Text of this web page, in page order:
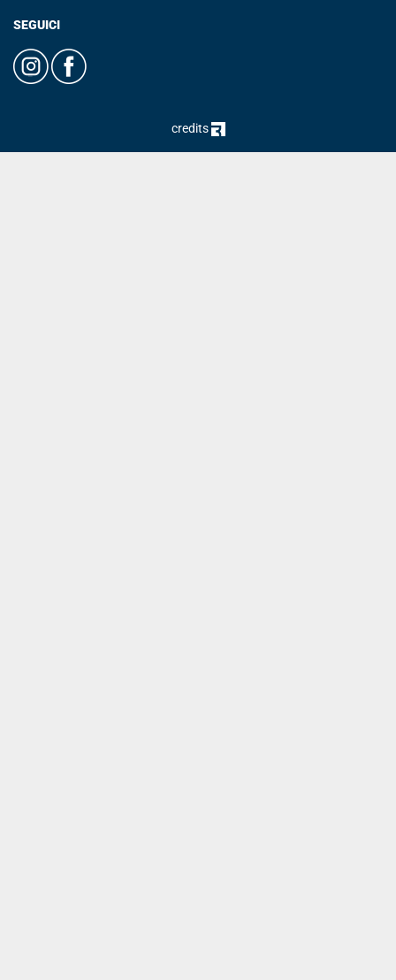
SEGUICI
credits